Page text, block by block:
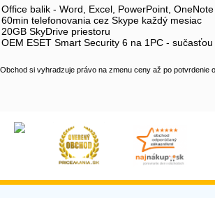
Office balik - Word, Excel, PowerPoint,
60min telefonovania cez Skype každý mesiac
20GB SkyDrive priestoru
OEM ESET Smart Security 6 na 1PC -
Obchod si vyhradzuje právo na zmenu ceny až po potvrdenie